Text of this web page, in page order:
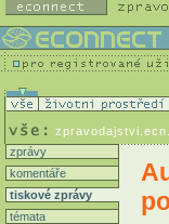
zprávy
komentáře
tiskové zprávy
témata